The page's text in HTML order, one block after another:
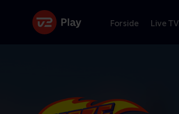
Forside Live TV